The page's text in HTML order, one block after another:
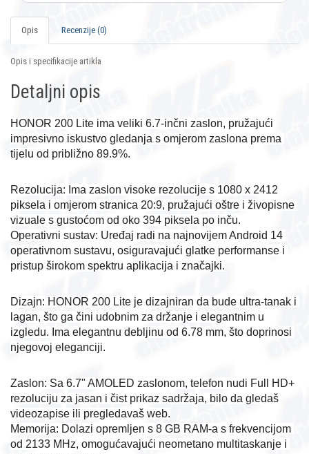
Opis Recenzije (0)
Opis i specifikacije artikla
Detaljni opis
HONOR 200 Lite ima veliki 6.7-inčni zaslon, pružajući
impresivno iskustvo gledanja s omjerom zaslona prema
tijelu od približno 89.9%.
Rezolucija: Ima zaslon visoke rezolucije s 1080 x 2412
piksela i omjerom stranica 20:9, pružajući oštre i živopisne
vizuale s gustoćom od oko 394 piksela po inču.
Operativni sustav: Uređaj radi na najnovijem Android 14
operativnom sustavu, osiguravajući glatke performanse i
pristup širokom spektru aplikacija i značajki.
Dizajn: HONOR 200 Lite je dizajniran da bude ultra-tanak i
lagan, što ga čini udobnim za držanje i elegantnim u
izgledu. Ima elegantnu debljinu od 6.78 mm, što doprinosi
njegovoj eleganciji.
Zaslon: Sa 6.7" AMOLED zaslonom, telefon nudi Full HD+
rezoluciju za jasan i čist prikaz sadržaja, bilo da gledaš
videozapise ili pregledavaš web.
Memorija: Dolazi opremljen s 8 GB RAM-a s frekvencijom
od 2133 MHz, omogućavajući neometano multitaskanje i